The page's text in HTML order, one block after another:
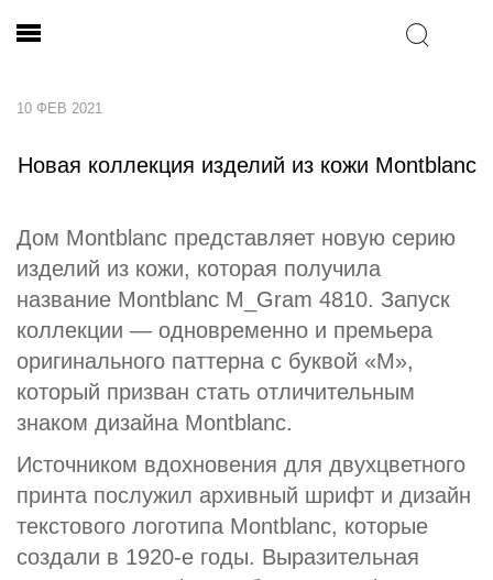
10 ФЕВ 2021
Новая коллекция изделий из кожи Montblanc
Дом Montblanc представляет новую серию
изделий из кожи, которая получила
название Montblanc M_Gram 4810. Запуск
коллекции — одновременно и премьера
оригинального паттерна с буквой «M»,
который призван стать отличительным
знаком дизайна Montblanc.
Источником вдохновения для двухцветного
принта послужил архивный шрифт и дизайн
текстового логотипа Montblanc, которые
создали в 1920-е годы. Выразительная